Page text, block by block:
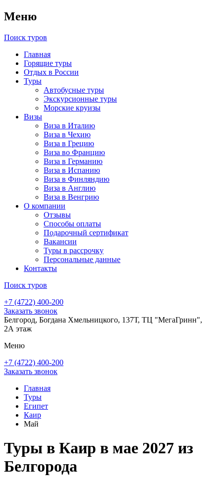
Меню
Поиск туров
Главная
Горящие туры
Отдых в России
Туры
Автобусные туры
Экскурсионные туры
Морские круизы
Визы
Виза в Италию
Виза в Чехию
Виза в Грецию
Виза во Францию
Виза в Германию
Виза в Испанию
Виза в Финляндию
Виза в Англию
Виза в Венгрию
О компании
Отзывы
Способы оплаты
Подарочный сертификат
Вакансии
Туры в рассрочку
Персональные данные
Контакты
Поиск туров
+7 (4722) 400-200
Заказать звонок
Белгород, Богдана Хмельницкого, 137Т, ТЦ "МегаГринн",
2А этаж
Меню
+7 (4722) 400-200
Заказать звонок
Главная
Туры
Египет
Каир
Май
Туры в Каир в мае 2027 из
Белгорода